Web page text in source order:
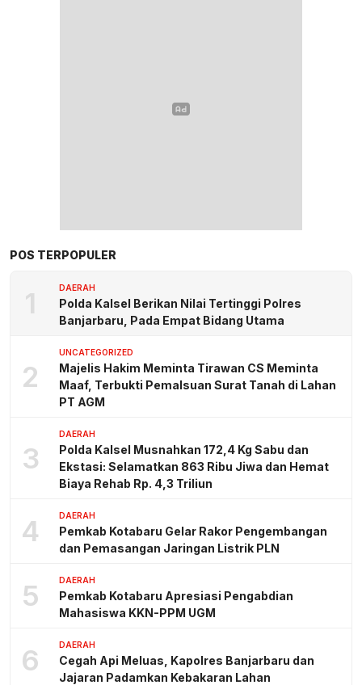
POS TERPOPULER
1 DAERAH
Polda Kalsel Berikan Nilai Tertinggi Polres
Banjarbaru, Pada Empat Bidang Utama
2
UNCATEGORIZED
Majelis Hakim Meminta Tirawan CS Meminta
Maaf, Terbukti Pemalsuan Surat Tanah di Lahan
PT AGM
3
DAERAH
Polda Kalsel Musnahkan 172,4 Kg Sabu dan
Ekstasi: Selamatkan 863 Ribu Jiwa dan Hemat
Biaya Rehab Rp. 4,3 Triliun
4 DAERAH
Pemkab Kotabaru Gelar Rakor Pengembangan
dan Pemasangan Jaringan Listrik PLN
5 DAERAH
Pemkab Kotabaru Apresiasi Pengabdian
Mahasiswa KKN-PPM UGM
6 DAERAH
Cegah Api Meluas, Kapolres Banjarbaru dan
Jajaran Padamkan Kebakaran Lahan